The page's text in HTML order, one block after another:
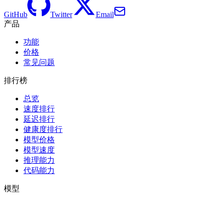
GitHub Twitter
Email
产品
功能
价格
常见问题
排行榜
总览
速度排行
延迟排行
健康度排行
模型价格
模型速度
推理能力
代码能力
模型